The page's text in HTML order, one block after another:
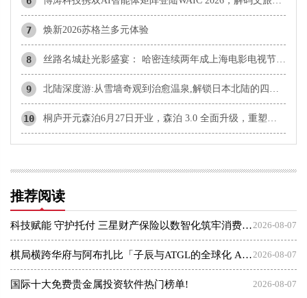
7 焕新2026苏格兰多元体验
8
9
10
推荐阅读
2026-08-07
科技赋能 守护托付 三星财产保险以数智化筑牢消费者权益保护屏障
2026-08-07
棋局横跨华府与阿布扎比「子辰与ATGL的全球化 AI 资本突围战」
2026-08-07
国际十大免费贵金属投资软件热门榜单!